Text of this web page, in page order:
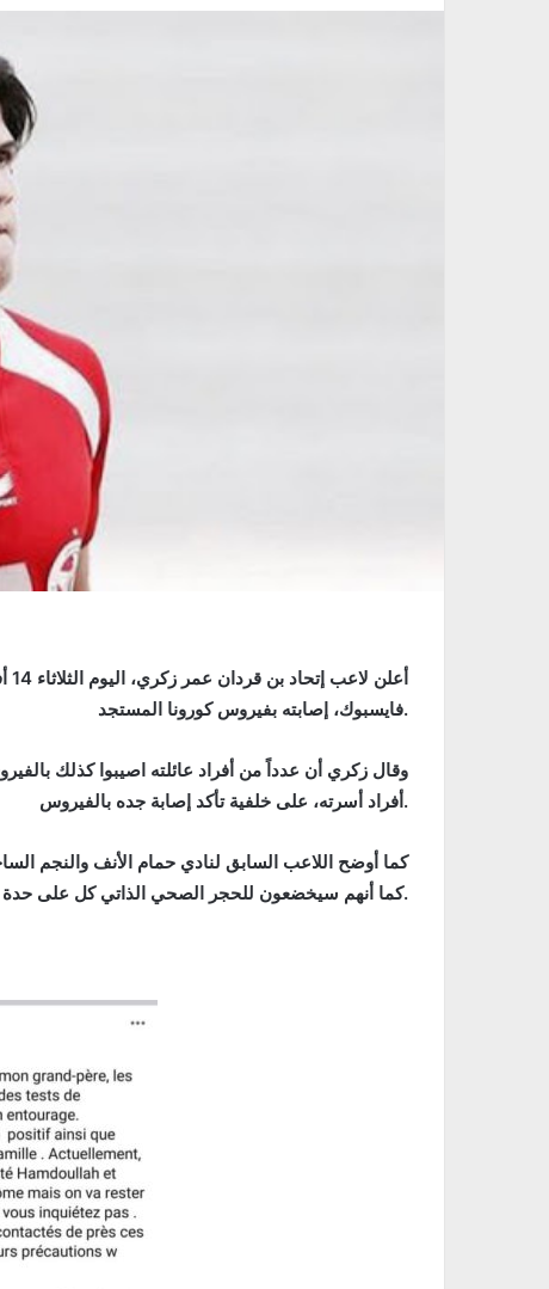
فايسبوك، إصابته بفيروس كورونا المستجد.
وقال زكري أن عدداً من أفراد عائلته اصيبوا كذلك
أفراد أسرته، على خلفية تأكد إصابة جده بالفيروس.
كما أوضح اللاعب السابق لنادي حمام الأنف والنجم
كما أنهم سيخضعون للحجر الصحي الذاتي كل على حدة لمدة 14 يوما.